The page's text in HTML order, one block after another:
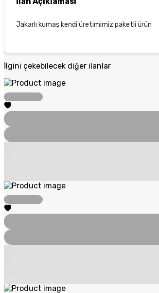
Jakarlı kumaş kendi üretimimiz paketli ürün
İlgini çekebilecek diğer ilanlar